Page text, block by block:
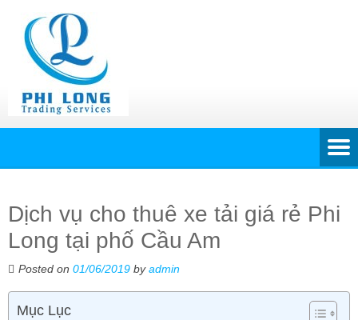
Dịch vụ cho thuê xe tải giá rẻ Phi
Long tại phố Cầu Am
Posted on 01/06/2019 byadmin
Mục Lục